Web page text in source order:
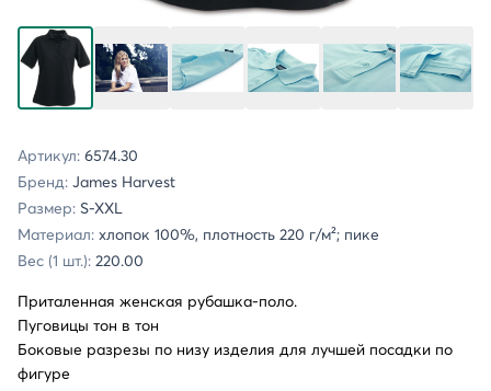
Артикул: 6574.30
Бренд: James Harvest
Размер: S-XXL
Материал: хлопок 100%, плотность 220 г/м²; пике
Вес (1 шт.): 220.00
Приталенная женская рубашка-поло.
Пуговицы тон в тон
Боковые разрезы по низу изделия для лучшей посадки по
фигуре